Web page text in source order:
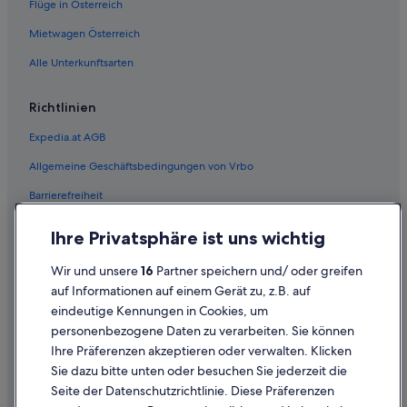
Flüge in Österreich
Mietwagen Österreich
Alle Unterkunftsarten
Richtlinien
Expedia.at AGB
Allgemeine Geschäftsbedingungen von Vrbo
Barrierefreiheit
Rechtliche Hinweise/Kontakt
Inhaltsrichtlinien und Melden von Inhalten
Hilfe
Ihre Privatsphäre ist uns wichtig
Wir und unsere16 Partner speichern und/ oder greifen
auf Informationen auf einem Gerät zu, z.B. auf
eindeutige Kennungen in Cookies, um
personenbezogene Daten zu verarbeiten. Sie können
Ihre Präferenzen akzeptieren oder verwalten. Klicken
Sie dazu bitte unten oder besuchen Sie jederzeit die
Seite der Datenschutzrichtlinie. Diese Präferenzen